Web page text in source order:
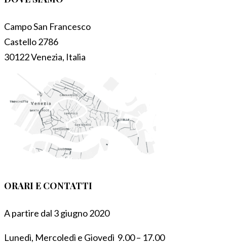
Campo San Francesco
Castello 2786
30122 Venezia, Italia
ORARI E CONTATTI
A partire dal 3 giugno 2020
Lunedì, Mercoledì e Giovedì 9.00 – 17.00